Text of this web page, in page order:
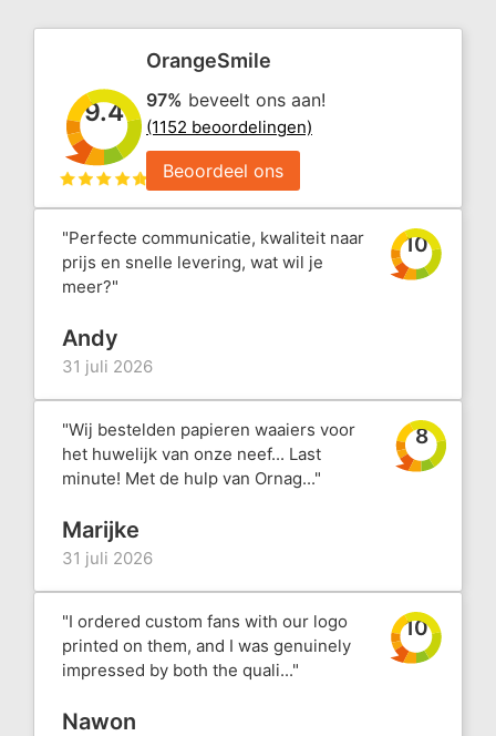
9.4
OrangeSmile
97% beveelt ons aan!
(1152 beoordelingen)
Beoordeel ons
"Perfecte communicatie, kwaliteit naar
prijs en snelle levering, wat wil je
meer?"
10
Andy
31 juli 2026
"Wij bestelden papieren waaiers voor
het huwelijk van onze neef... Last
minute! Met de hulp van Ornag..."
8
Marijke
31 juli 2026
"I ordered custom fans with our logo
printed on them, and I was genuinely
impressed by both the quali..."
10
Nawon